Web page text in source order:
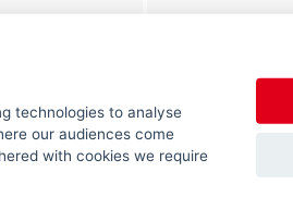
IsobusConnected
technologies to analyse
our audiences come
with cookies we require